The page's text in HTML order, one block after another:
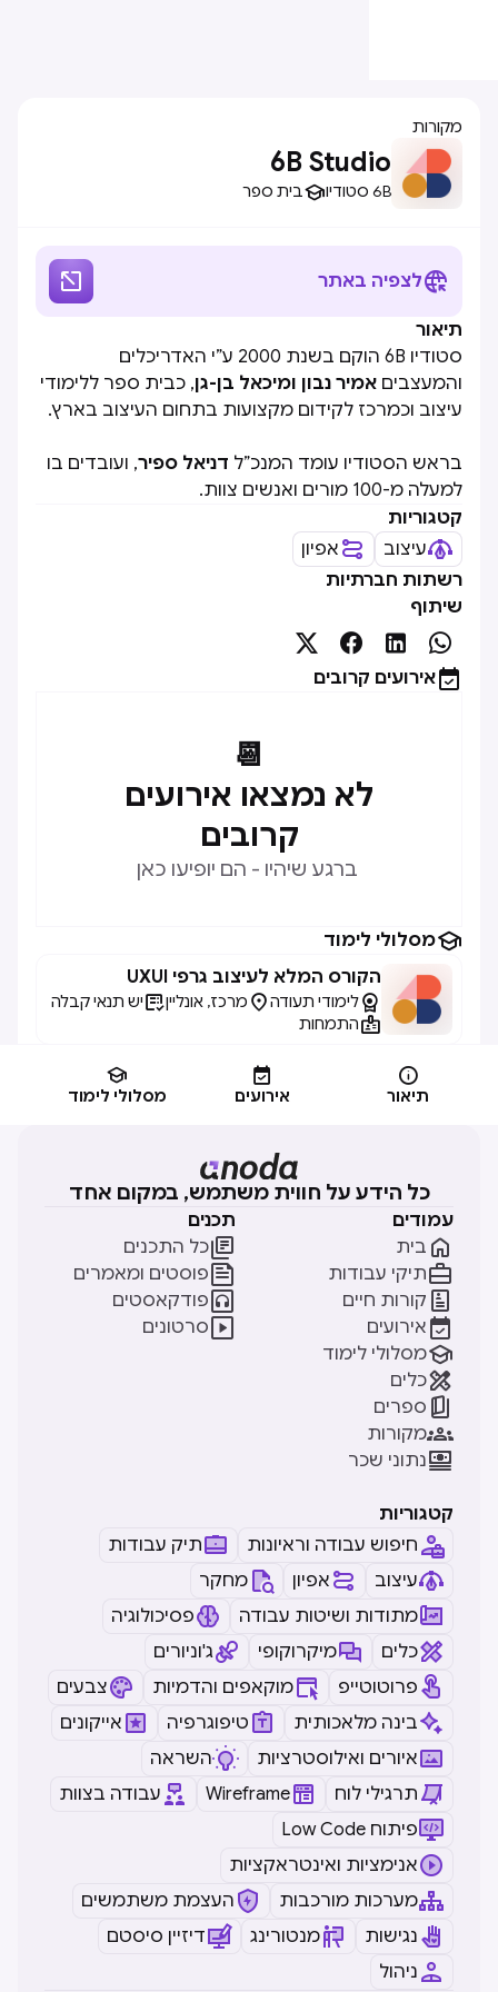
מקורות
6B Studio
6B סטודיו בית ספר
לצפיה באתר 
תיאור
סטודיו 6B הוקם בשנת 2000 ע”י האדריכלים
והמעצבים אמיר נבון ומיכאל בן-גן, כבית ספר ללימודי
עיצוב וכמרכז לקידום מקצועות בתחום העיצוב בארץ.
בראש הסטודיו עומד המנכ”ל דניאל ספיר, ועובדים בו
למעלה מ-100 מורים ואנשים צוות.
קטגוריות
עיצוב
אפיון
רשתות חברתיות
שיתוף




אירועים קרובים
📆
לא נמצאו אירועים
קרובים
ברגע שיהיו - הם יופיעו כאן
מסלולי לימוד
הקורס המלא לעיצוב גרפי UXUI
לימודי תעודה מרכז, אונלייןיש תנאי קבלה
התמחות

תיאור

אירועים

מסלולי לימוד
כל הידע על חווית משתמש, במקום אחד
עמודים
בית 
תיקי עבודות
קורות חיים 
אירועים 
מסלולי לימוד
כלים
ספרים 
מקורות
נתוני שכר
תכנים
כל התכנים
פוסטים ומאמרים
פודקאסטים
סרטונים
קטגוריות
חיפוש עבודה וראיונות
תיק עבודות
עיצוב
אפיון
מחקר
מתודות ושיטות עבודה
פסיכולוגיה
כלים
מיקרוקופי
ג'וניורים
פרוטוטייפ
מוקאפים והדמיות
צבעים
בינה מלאכותית
טיפוגרפיה
אייקונים
איורים ואילוסטרציות
השראה
תרגילי לוח
Wireframe
עבודה בצוות
Low Code פיתוח
אנימציות ואינטראקציות
מערכות מורכבות
העצמת משתמשים
נגישות
מנטורינג
דיזיין סיסטם
ניהול